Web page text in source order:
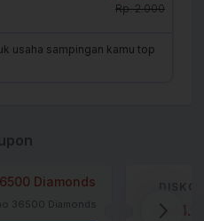
Rp. 2.000
usaha sampingan kamu top
Diamonds
36500 Diamonds